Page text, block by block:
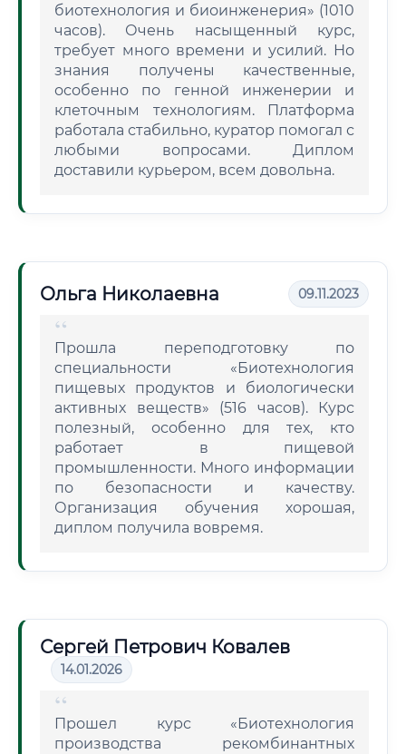
биотехнология и биоинженерия» (1010
часов). Очень насыщенный курс,
требует много времени и усилий. Но
знания получены качественные,
особенно по генной инженерии и
клеточным технологиям. Платформа
работала стабильно, куратор помогал с
любыми вопросами. Диплом
доставили курьером, всем довольна.
Ольга Николаевна 09.11.2023
Прошла переподготовку по
специальности «Биотехнология
пищевых продуктов и биологически
активных веществ» (516 часов). Курс
полезный, особенно для тех, кто
работает в пищевой
промышленности. Много информации
по безопасности и качеству.
Организация обучения хорошая,
диплом получила вовремя.
Сергей Петрович Ковалев
14.01.2026
Прошел курс «Биотехнология
производства рекомбинантных